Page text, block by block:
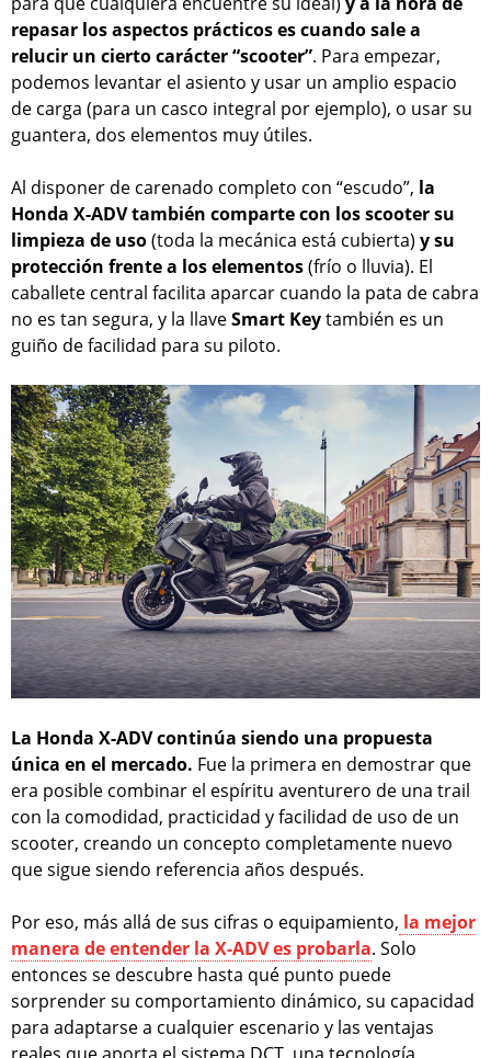
repasar los aspectos prácticos es cuando sale a
relucir un cierto carácter “scooter”. Para empezar,
podemos levantar el asiento y usar un amplio espacio
de carga (para un casco integral por ejemplo), o usar su
guantera, dos elementos muy útiles.
Al disponer de carenado completo con “escudo”, la
Honda X-ADV también comparte con los scooter su
limpieza de uso(toda la mecánica está cubierta) y su
protección frente a los elementos(frío o lluvia). El
caballete central facilita aparcar cuando la pata de cabra
no es tan segura, y la llaveSmart Keytambién es un
guiño de facilidad para su piloto.
La Honda X-ADV continúa siendo una propuesta
única en el mercado. Fue la primera en demostrar que
era posible combinar el espíritu aventurero de una trail
con la comodidad, practicidad y facilidad de uso de un
scooter, creando un concepto completamente nuevo
que sigue siendo referencia años después.
Por eso, más allá de sus cifras o equipamiento, la mejor
manera de entender la X-ADV es probarla. Solo
entonces se descubre hasta qué punto puede
sorprender su comportamiento dinámico, su capacidad
para adaptarse a cualquier escenario y las ventajas